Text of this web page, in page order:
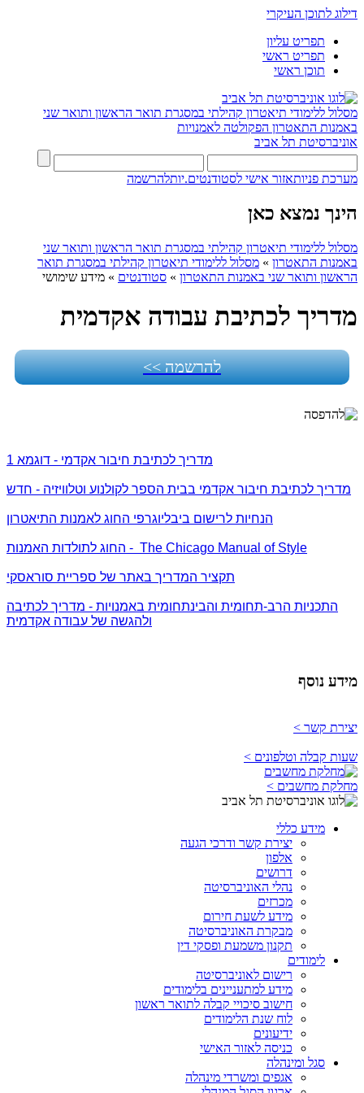
דילוג לתוכן העיקרי
תפריט עליון
תפריט ראשי
תוכן ראשי
מסלול ללימודי תיאטרון קהילתי במסגרת תואר הראשון ותואר שני
באמנות התאטרון הפקולטה לאמנויות
אוניברסיטת תל אביב
מערכת פניותאזור אישי לסטודנטים.יותלהרשמה
הינך נמצא כאן
מסלול ללימודי תיאטרון קהילתי במסגרת תואר הראשון ותואר שני
באמנות התאטרון » מסלול ללימודי תיאטרון קהילתי במסגרת תואר
הראשון ותואר שני באמנות התאטרון » סטודנטים » מידע שימושי
מדריך לכתיבת עבודה אקדמית
להרשמה >>
מדריך לכתיבת חיבור אקדמי - דוגמא 1
מדריך לכתיבת חיבור אקדמי בבית הספר לקולנוע וטלוויזיה - חדש
הנחיות לרישום ביבליוגרפי החוג לאמנות התיאטרון
החוג לתולדות האמנות - The Chicago Manual of Style
תקציר המדריך באתר של ספריית סוראסקי
התכניות הרב-תחומית והבינתחומית באמנויות - מדריך לכתיבה
ולהגשה של עבודה אקדמית
מידע נוסף
יצירת קשר >
שעות קבלה וטלפונים >
מחלקת מחשבים >
מידע כללי
יצירת קשר ודרכי הגעה
אלפון
דרושים
נהלי האוניברסיטה
מכרזים
מידע לשעת חירום
מבקרת האוניברסיטה
תקנון משמעת ופסקי דין
לימודים
רישום לאוניברסיטה
מידע למתעניינים בלימודים
חישוב סיכויי קבלה לתואר ראשון
לוח שנת הלימודים
ידיעונים
כניסה לאזור האישי
סגל ומינהלה
אגפים ומשרדי מינהלה